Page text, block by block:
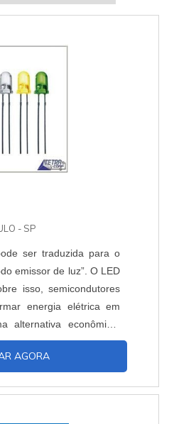
- SP
ser traduzida para o
emissor de luz”. O LED
isso, semicondutores
energia elétrica em
alternativa econômica,
para iluminação, de
seja. É empregada
muito superior às
AGORA